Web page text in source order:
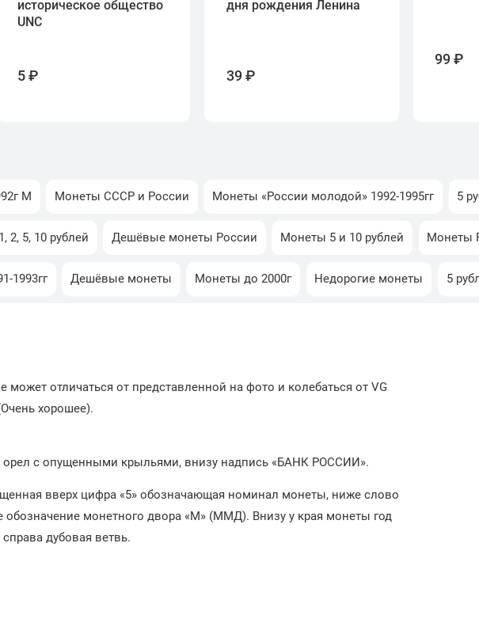
историческое общество
UNC
5 ₽
дня рождения Ленина
39 ₽
99 ₽
М Монеты СССР и России Монеты «России молодой» 1992-1995гг 5
2, 5, 10 рублей Дешёвые монеты России Монеты 5 и 10 рублей Монеты
1993гг Дешёвые монеты Монеты до 2000г Недорогие монеты 5
может отличаться от представленной на фото и колебаться от VG
хорошее).
орел с опущенными крыльями, внизу надпись «БАНК РОССИИ».
вверх цифра «5» обозначающая номинал монеты, ниже слово
обозначение монетного двора «М» (ММД). Внизу у края монеты год
дубовая ветвь.